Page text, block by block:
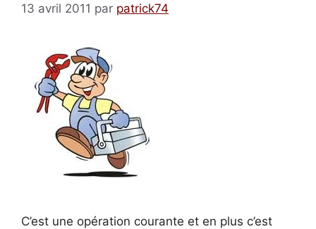
13 avril 2011 par patrick74
C’est une opération courante et en plus c’est